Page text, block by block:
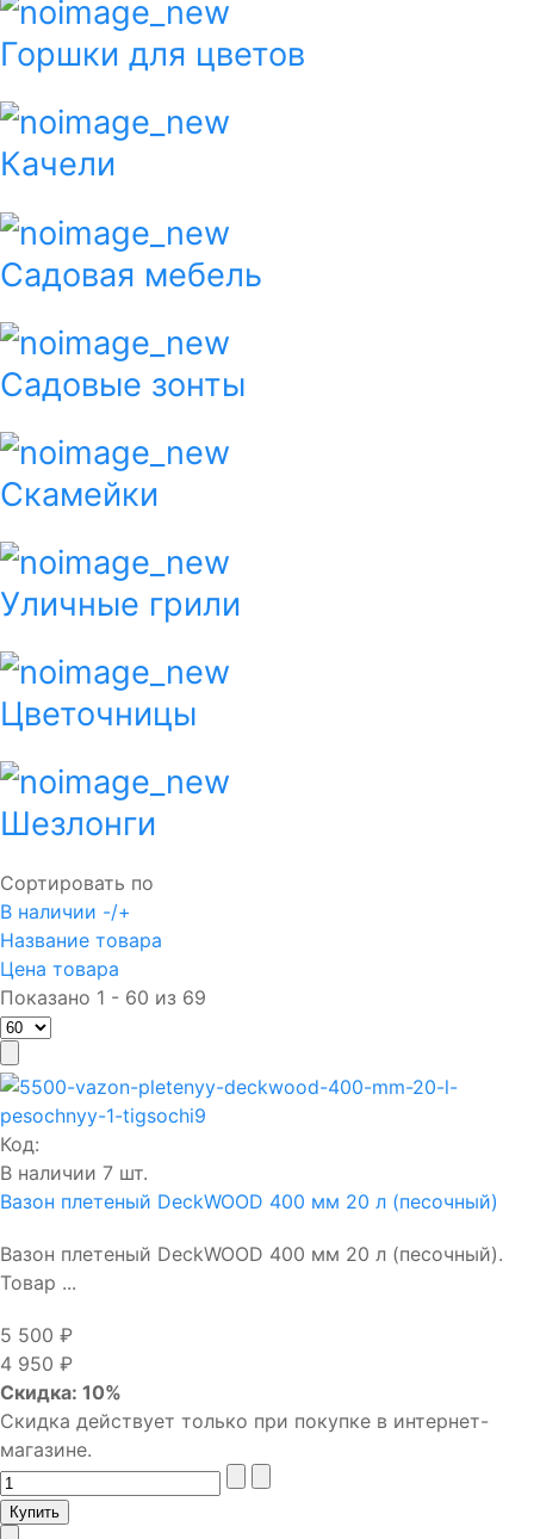
Горшки для цветов
Качели
Садовая мебель
Садовые зонты
Скамейки
Уличные грили
Цветочницы
Шезлонги
Сортировать по
В наличии -/+
Название товара
Цена товара
Показано 1 - 60 из 69
Код:
В наличии 7 шт.
Вазон плетеный DeckWOOD 400 мм 20 л (песочный)
Вазон плетеный DeckWOOD 400 мм 20 л (песочный).
Товар ...
5 500 ₽
4 950 ₽
Скидка: 10%
Скидка действует только при покупке в интернет-
магазине.